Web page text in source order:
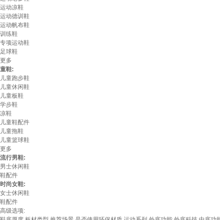
运动凉鞋
运动德训鞋
运动帆布鞋
训练鞋
专项运动鞋
足球鞋
更多
童鞋:
儿童跑步鞋
儿童休闲鞋
儿童板鞋
学步鞋
凉鞋
儿童鞋配件
儿童拖鞋
儿童篮球鞋
更多
流行男鞋:
男士休闲鞋
鞋配件
时尚女鞋:
女士休闲鞋
鞋配件
高级选项: